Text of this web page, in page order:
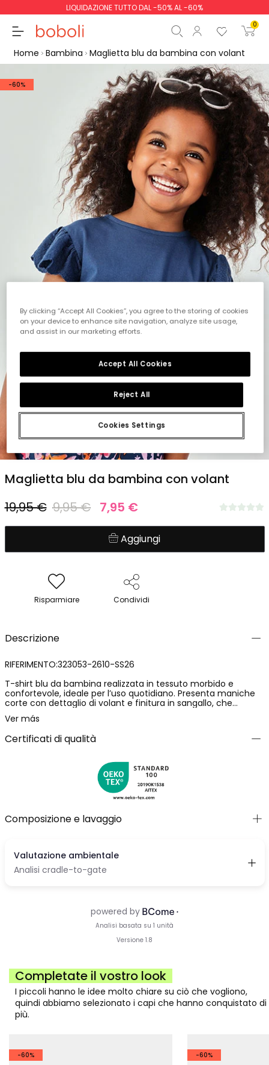
LIQUIDAZIONE TUTTO DAL -50% AL -60%
0
0,00 €
0,00 €
Continua Inizio ordine
Home Bambina Maglietta blu da bambina con volant
-60%
Maglietta blu da bambina con volant
19,95 € 9,95 € 7,95 €
Aggiungi
Risparmiare Condividi
Descrizione
RIFERIMENTO:323053-2610-SS26
T-shirt blu da bambina realizzata in tessuto morbido e
confortevole, ideale per l’uso quotidiano. Presenta maniche
corte con dettaglio di volant e finitura in sangallo, che
aggiunge un tocco delicato e femminile. Il suo design
semplice la rende facile da abbinare a capi stampati o tinta
unita per look estivi pieni di colore.
Ver más
Certificati di qualità
Composizione e lavaggio
Completate il vostro look
I piccoli hanno le idee molto chiare su ciò che vogliono,
quindi abbiamo selezionato i capi che hanno conquistato di
più.
-60% -60%
By clicking “Accept All Cookies”, you agree to the storing of cookies
on your device to enhance site navigation, analyze site usage,
and assist in our marketing efforts.
Cookies Settings
Reject All
Accept All Cookies